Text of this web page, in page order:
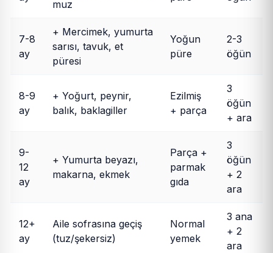
muz
7-8
ay
+ Mercimek, yumurta
sarısı, tavuk, et
püresi
Yoğun
püre
2-3
öğün
8-9
ay
+ Yoğurt, peynir,
balık, baklagiller
Ezilmiş
+ parça
3
öğün
+ ara
9-
12
ay
+ Yumurta beyazı,
makarna, ekmek
Parça +
parmak
gıda
3
öğün
+ 2
ara
12+
ay
Aile sofrasına geçiş
(tuz/şekersiz)
Normal
yemek
3 ana
+ 2
ara